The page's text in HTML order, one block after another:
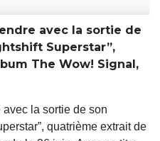
avec la sortie de
Superstar”,
The Wow! Signal,
la sortie de son
quatrième extrait de